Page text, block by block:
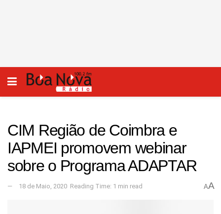
CIM Região de Coimbra e
IAPMEI promovem webinar
sobre o Programa ADAPTAR
18 de Maio, 2020 Reading Time: 1 min read AA